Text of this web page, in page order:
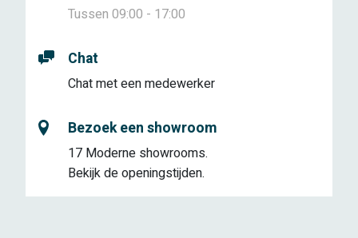
Tussen 09:00 - 17:00
Chat
Chat met een medewerker
Bezoek een showroom
17 Moderne showrooms.
Bekijk de openingstijden.